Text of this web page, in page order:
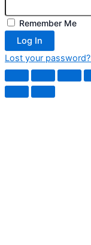
Remember Me
Log In
Lost your password?